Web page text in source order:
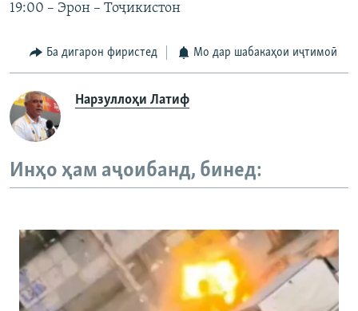
19:00 – Эрон – Тоҷикистон
Ба дигарон фиристед Мо дар шабакаҳои иҷтимоӣ
Нарзуллоҳи Латиф
Инҳо ҳам аҷоибанд, бинед: